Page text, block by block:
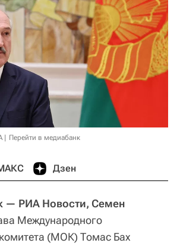
Перейти в медиабанк
Дзен
— РИА Новости, Семен
Международного
(МОК) Томас Бах